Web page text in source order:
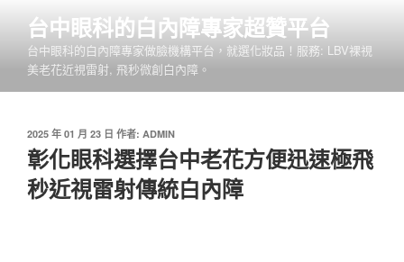
內
台中眼科的白內障專家超贊平台
台中眼科的白內障專家做臉機構平台，就選化妝品！服務: LBV裸視
美老花近視雷射, 飛秒微創白內障。
發
佈
於
2025 年 01 月 23 日 作者: ADMIN
彰化眼科選擇台中老花方便迅速極飛
秒近視雷射傳統白內障